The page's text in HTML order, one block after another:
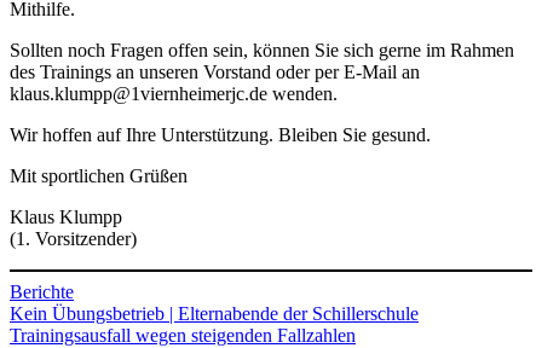
Mithilfe.
Sollten noch Fragen offen sein, können Sie sich gerne im Rahmen
des Trainings an unseren Vorstand oder per E-Mail an
klaus.klumpp@1viernheimerjc.de wenden.
Wir hoffen auf Ihre Unterstützung. Bleiben Sie gesund.
Mit sportlichen Grüßen
Klaus Klumpp
(1. Vorsitzender)
Berichte
Beitragsnavigation
Vorheriger
Beitrag:
Kein Übungsbetrieb | Elternabende der Schillerschule
Nächster
Trainingsausfall wegen steigenden Fallzahlen